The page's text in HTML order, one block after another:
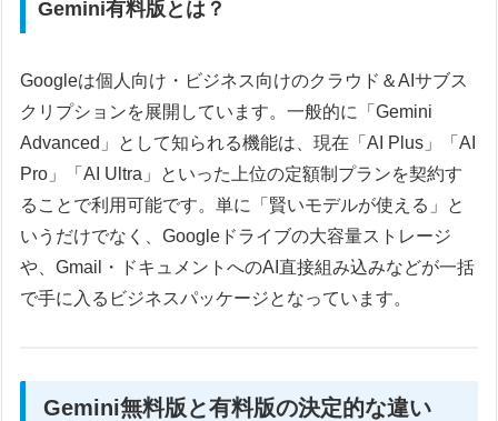
Gemini有料版とは？
Googleは個人向け・ビジネス向けのクラウド＆AIサブス
クリプションを展開しています。一般的に「Gemini
Advanced」として知られる機能は、現在「AI Plus」「AI
Pro」「AI Ultra」といった上位の定額制プランを契約す
ることで利用可能です。単に「賢いモデルが使える」と
いうだけでなく、Googleドライブの大容量ストレージ
や、Gmail・ドキュメントへのAI直接組み込みなどが一括
で手に入るビジネスパッケージとなっています。
Gemini無料版と有料版の決定的な違い